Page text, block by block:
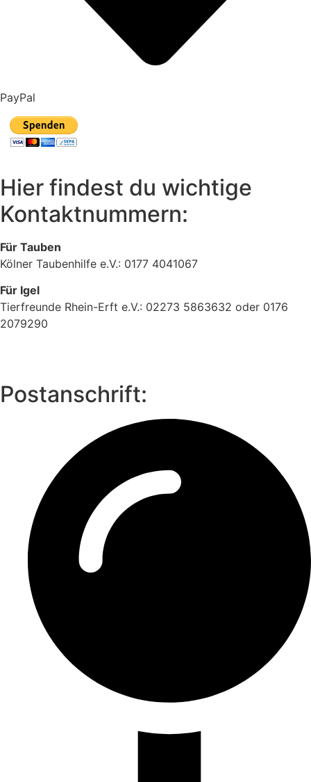
PayPal
Hier findest du wichtige
Kontaktnummern:
Für Tauben
Kölner Taubenhilfe e.V.: 0177 4041067
Für Igel
Tierfreunde Rhein-Erft e.V.: 02273 5863632 oder 0176
2079290
Postanschrift: